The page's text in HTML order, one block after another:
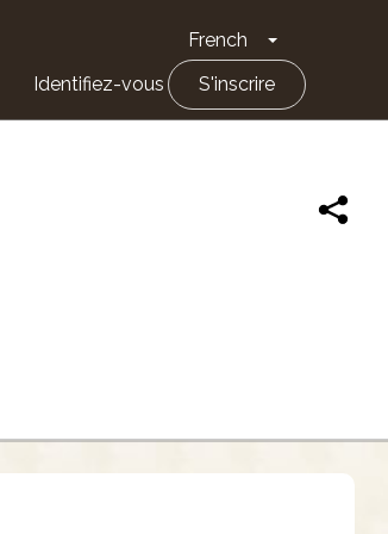
French Toggle
Identifiez-vous S'inscrire